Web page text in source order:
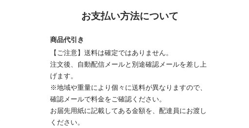
お支払い方法について
商品代引き
【ご注意】送料は確定ではありません。
注文後、自動配信メールと別途確認メールを差し上
げます。
※地域や重量により個々に送料が異なりますので、
確認メールで料金をご確認ください。
お届先用紙に記載してある金額を、配達員にお渡し
ください。